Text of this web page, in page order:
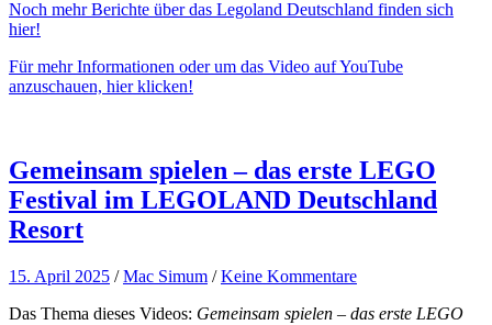
Resort“
von
anzeigen
Noch mehr Berichte über das Legoland Deutschland finden sich
hier!
Für mehr Informationen oder um das Video auf YouTube
anzuschauen, hier klicken!
Gemeinsam spielen – das erste LEGO
Festival im LEGOLAND Deutschland
Resort
15. April 2025 /Mac Simum /Keine Kommentare
Das Thema dieses Videos: Gemeinsam spielen – das erste LEGO